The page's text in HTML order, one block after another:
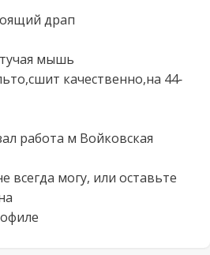
драп
мышь
качественно,на 44-
работа м Войковская
всегда могу, или оставьте